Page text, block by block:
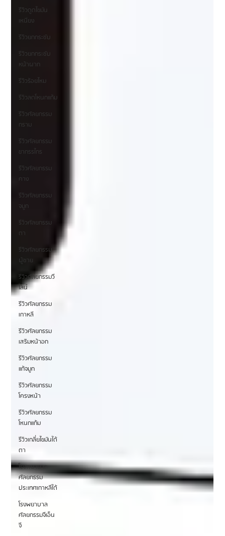
รีวิวดูดไขมัน
เหนียง
รีวิวยกกระชับ
รีวิวยกกระชับ
หน้าผาก
รีวิวร้อยไหม
รีวิวลดโหนกแก้ม
รีวิวศัลยกรรม
กราม
รีวิวศัลยกรรม
ขากรรไกร
รีวิวศัลยกรรม
คาง
รีวิวศัลยกรรม
จมูก
รีวิวศัลยกรรม
ตา
รีวิวศัลยกรรม
ผู้ชาย
รีวิวศัลยกรรมวี
ไลน์
รีวิวศัลยกรรม
เกาหลี
รีวิวศัลยกรรม
เสริมหน้าอก
รีวิวศัลยกรรม
แก้จมูก
รีวิวศัลยกรรม
โครงหน้า
รีวิวศัลยกรรม
โหนกแก้ม
รีวิวเกลี่ยไขมันใต้
ตา
โรงพยาบาล
ศัลยกรรม
ประเทศเกาหลีใต้
โรงพยาบาล
ศัลยกรรมจีเอ็น
จี